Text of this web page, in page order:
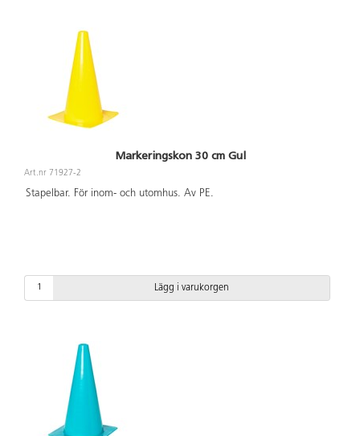
Markeringskon 30 cm Gul
Art.nr 71927-2
Stapelbar. För inom- och utomhus. Av PE.
Lägg i varukorgen